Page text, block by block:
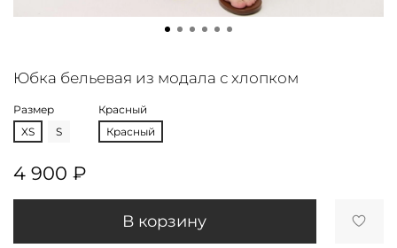
Юбка бельевая из модала с хлопком
Размер
XS
S
Красный
Красный
4 900 ₽
В корзину